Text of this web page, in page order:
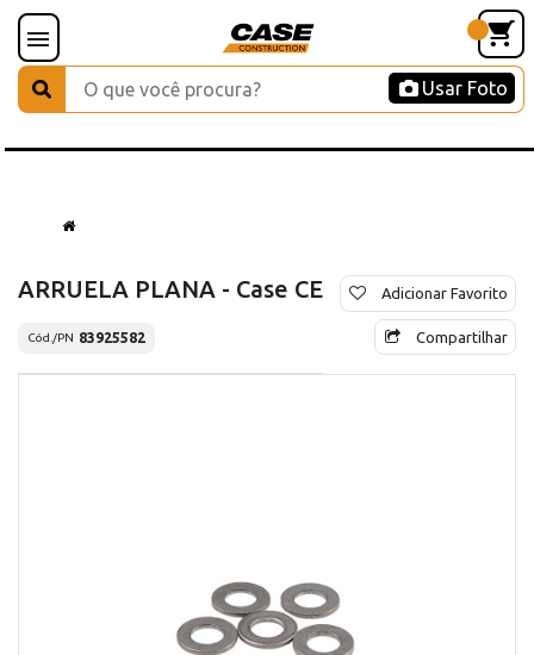
Usar Foto
ARRUELA PLANA - Case CE
Cód./PN 83925582
Adicionar Favorito
Compartilhar